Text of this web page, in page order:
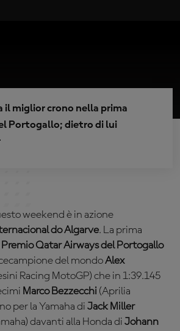
il miglior crono nella prima
Portogallo; dietro di lui
weekend è in azione
do Algarve. La prima
Premio Qatar Airways del Portogallo
del mondoAlex
Racing MotoGP) che in 1:39.145
Marco Bezzecchi (Aprilia
per la Yamaha di Jack Miller
davanti alla Honda di Johann